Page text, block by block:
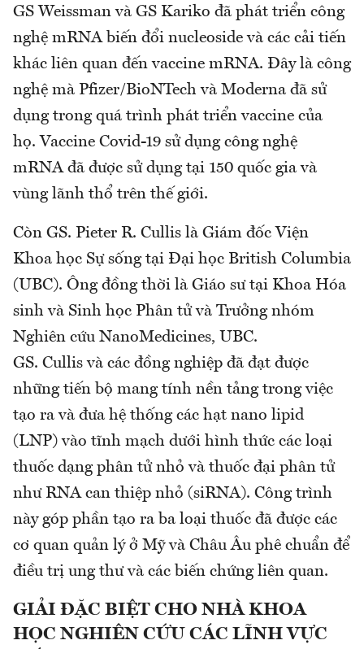
GS Weissman và GS Kariko đã phát triển công
nghệ mRNA biến đổi nucleoside và các cải tiến
khác liên quan đến vaccine mRNA. Đây là công
nghệ mà Pfizer/BioNTech và Moderna đã sử
dụng trong quá trình phát triển vaccine của
họ. Vaccine Covid-19 sử dụng công nghệ
mRNA đã được sử dụng tại 150 quốc gia và
vùng lãnh thổ trên thế giới.
Còn GS. Pieter R. Cullis là Giám đốc Viện
Khoa học Sự sống tại Đại học British Columbia
(UBC). Ông đồng thời là Giáo sư tại Khoa Hóa
sinh và Sinh học Phân tử và Trưởng nhóm
Nghiên cứu NanoMedicines, UBC.
GS. Cullis và các đồng nghiệp đã đạt được
những tiến bộ mang tính nền tảng trong việc
tạo ra và đưa hệ thống các hạt nano lipid
(LNP) vào tĩnh mạch dưới hình thức các loại
thuốc dạng phân tử nhỏ và thuốc đại phân tử
như RNA can thiệp nhỏ (siRNA). Công trình
này góp phần tạo ra ba loại thuốc đã được các
cơ quan quản lý ở Mỹ và Châu Âu phê chuẩn để
điều trị ung thư và các biến chứng liên quan.
GIẢI ĐẶC BIỆT CHO NHÀ KHOA
HỌC NGHIÊN CỨU CÁC LĨNH VỰC